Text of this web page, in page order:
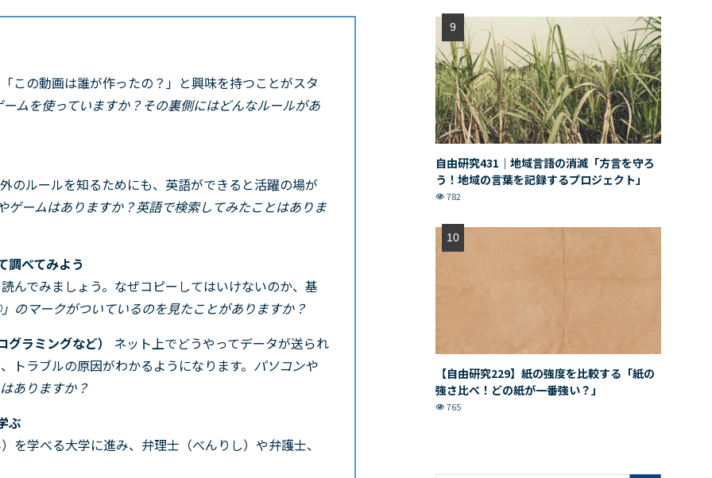
この動画は誰が作ったの？」と興味を持つことがスタ
ムを使っていますか？その裏側にはどんなルールがあ
のルールを知るためにも、英語ができると活躍の場が
ゲームはありますか？英語で検索してみたことはありま
べてみよう
んでみましょう。なぜコピーしてはいけないのか、基
のマークがついているのを見たことがありますか？
ラミングなど）
ネット上でどうやってデータが送られ
ラブルの原因がわかるようになります。 パソコンや
ありますか？
ぶ
を学べる大学に進み、弁理士（べんりし）や弁護士、
自由研究431｜地域言語の消滅「方言を守ろ
う！地域の言葉を記録するプロジェクト」
782
【自由研究229】紙の強度を比較する「紙の
強さ比べ！どの紙が一番強い？」
765